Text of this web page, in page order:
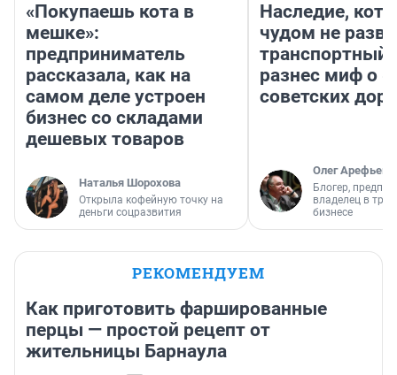
«Покупаешь кота в
мешке»:
предприниматель
рассказала, как на
самом деле устроен
бизнес со складами
дешевых товаров
Наталья Шорохова
Открыла кофейную точку на
деньги соцразвития
Наследие,
чудом не
транспортный
разнес миф о
советских
Олег Арефьев
Блогер,
владелец в
бизнесе
РЕКОМЕНДУЕМ
Как приготовить фаршированные
перцы — простой рецепт от
жительницы Барнаула